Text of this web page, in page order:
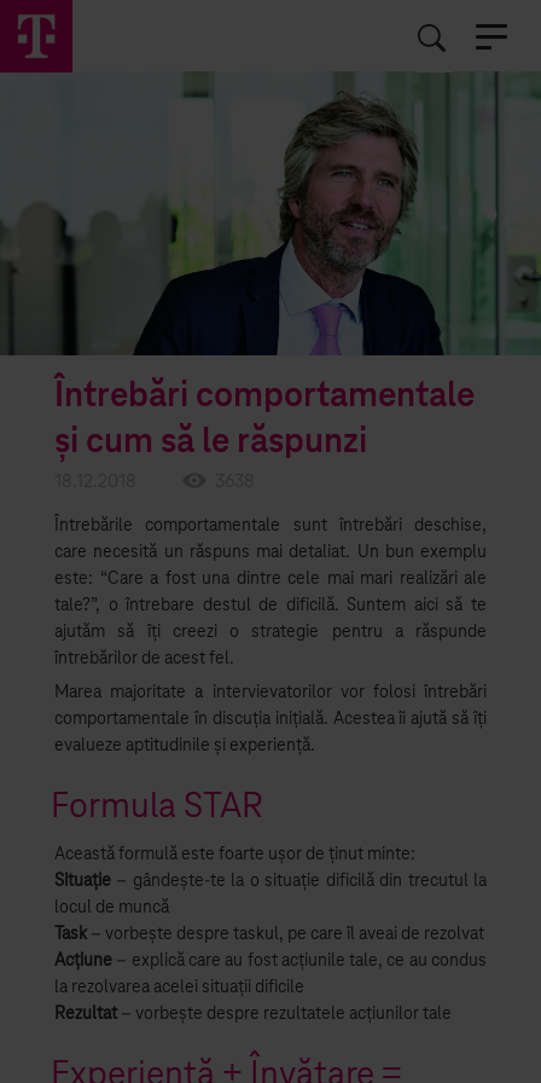
Întrebări comportamentale
și cum să le răspunzi
Întrebările comportamentale sunt întrebări deschise,
care necesită un răspuns mai detaliat. Un bun exemplu
este: “Care a fost una dintre cele mai mari realizări ale
tale?”, o întrebare destul de dificilă. Suntem aici să te
ajutăm să îți creezi o strategie pentru a răspunde
întrebărilor de acest fel.
Marea majoritate a intervievatorilor vor folosi întrebări
comportamentale în discuția inițială. Acestea îi ajută să îți
evalueze aptitudinile și experiență.
Formula STAR
Această formulă este foarte ușor de ținut minte:
Situație – gândește-te la o situație dificilă din trecutul la
locul de muncă
Task – vorbește despre taskul, pe care îl aveai de rezolvat
Acțiune – explică care au fost acțiunile tale, ce au condus
la rezolvarea acelei situații dificile
Rezultat– vorbește despre rezultatele acțiunilor tale